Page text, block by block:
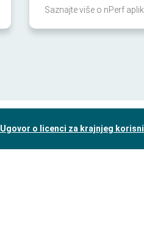
Saznajte više o nPerf
Ugovor o licenci za krajnjeg